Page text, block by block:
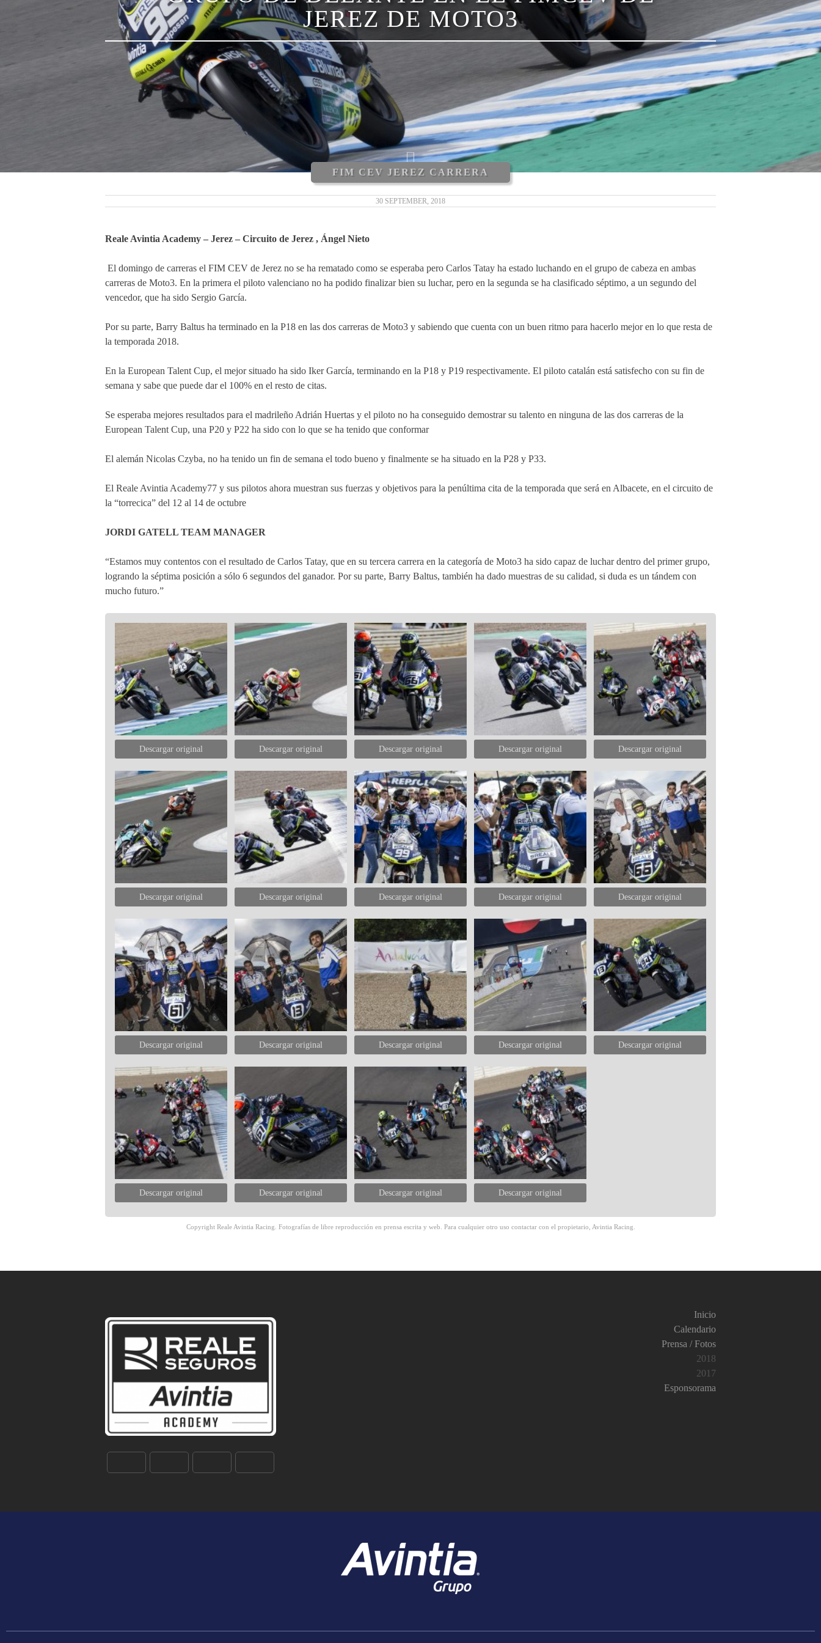
JEREZ DE MOTO3
FIM CEV JEREZ CARRERA
30 SEPTEMBER, 2018
Reale Avintia Academy – Jerez – Circuito de Jerez , Ángel Nieto
El domingo de carreras el FIM CEV de Jerez no se ha rematado como se esperaba pero Carlos Tatay ha estado luchando en el grupo de cabeza en ambas
carreras de Moto3. En la primera el piloto valenciano no ha podido finalizar bien su luchar, pero en la segunda se ha clasificado séptimo, a un segundo del
vencedor, que ha sido Sergio García.
Por su parte, Barry Baltus ha terminado en la P18 en las dos carreras de Moto3 y sabiendo que cuenta con un buen ritmo para hacerlo mejor en lo que resta de
la temporada 2018.
En la European Talent Cup, el mejor situado ha sido Iker García, terminando en la P18 y P19 respectivamente. El piloto catalán está satisfecho con su fin de
semana y sabe que puede dar el 100% en el resto de citas.
Se esperaba mejores resultados para el madrileño Adrián Huertas y el piloto no ha conseguido demostrar su talento en ninguna de las dos carreras de la
European Talent Cup, una P20 y P22 ha sido con lo que se ha tenido que conformar
El alemán Nicolas Czyba, no ha tenido un fin de semana el todo bueno y finalmente se ha situado en la P28 y P33.
El Reale Avintia Academy77 y sus pilotos ahora muestran sus fuerzas y objetivos para la penúltima cita de la temporada que será en Albacete, en el circuito de
la “torrecica” del 12 al 14 de octubre
JORDI GATELL TEAM MANAGER
“Estamos muy contentos con el resultado de Carlos Tatay, que en su tercera carrera en la categoría de Moto3 ha sido capaz de luchar dentro del primer grupo,
logrando la séptima posición a sólo 6 segundos del ganador. Por su parte, Barry Baltus, también ha dado muestras de su calidad, si duda es un tándem con
mucho futuro.”
Descargar original Descargar original Descargar original Descargar original Descargar original
Descargar original Descargar original Descargar original Descargar original Descargar original
Descargar original Descargar original Descargar original Descargar original Descargar original
Descargar original Descargar original Descargar original Descargar original
Copyright Reale Avintia Racing. Fotografías de libre reproducción en prensa escrita y web. Para cualquier otro uso contactar con el propietario, Avintia Racing.
Inicio
Calendario
Prensa / Fotos
2018
2017
Esponsorama